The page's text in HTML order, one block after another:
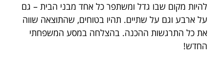
להיות מקום שבו גדל ומשתפר כל אחד מבני הבית – גם
על ארבע וגם על שתיים. תהיו בטוחים, שהתוצאה שווה
את כל התרגשות ההכנה. בהצלחה במסע המשפחתי
החדש!